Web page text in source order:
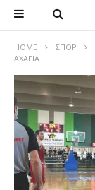
HOME ΣΠΟΡ
ΑΧΑΓΙΑ